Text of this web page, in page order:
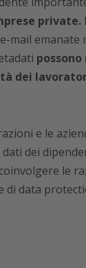
private.
mail
dei
e le
dei
le
di data